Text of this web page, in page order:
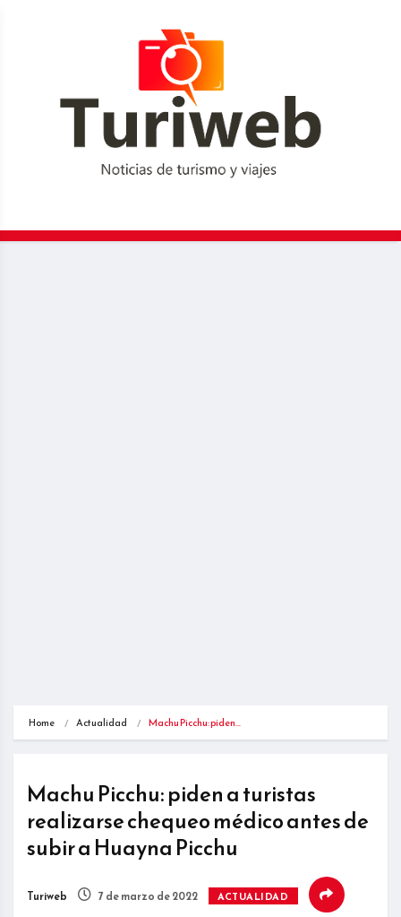
Home Actualidad Machu Picchu: piden…
Machu Picchu: piden a turistas
realizarse chequeo médico antes de
subir a Huayna Picchu
Turiweb 7 de marzo de 2022 ACTUALIDAD